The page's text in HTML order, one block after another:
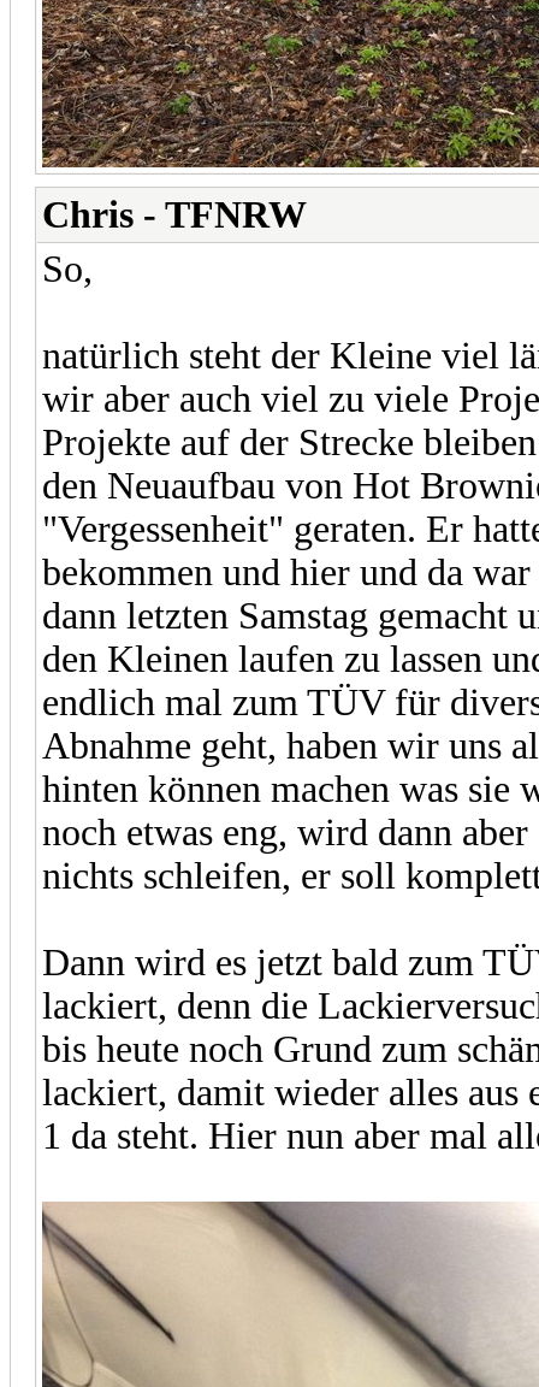
Chris - TFNRW
So,
natürlich steht der Kleine viel
wir aber auch viel zu viele
Projekte auf der Strecke
den Neuaufbau von Hot
"Vergessenheit" geraten. Er
bekommen und hier und da
dann letzten Samstag gemacht
den Kleinen laufen zu lassen
endlich mal zum TÜV für
Abnahme geht, haben wir uns
hinten können machen was sie
noch etwas eng, wird dann
nichts schleifen, er soll
Dann wird es jetzt bald zum
lackiert, denn die
bis heute noch Grund zum
lackiert, damit wieder alles aus
1 da steht. Hier nun aber mal